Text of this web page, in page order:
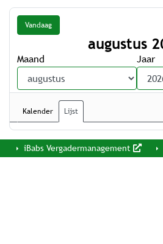
Vandaag
augustus
Maand Jaar
Kalender Lijst
iBabs Vergadermanagement